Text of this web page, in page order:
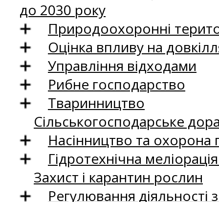
до 2030 року
Природоохоронні
Оцінка впливу на
Управління відходами
Рибне господарство
Тваринництво
Сільськогосподарське
Насінництво та
Гідротехнічна
Захист і карантин рослин
Регулювання